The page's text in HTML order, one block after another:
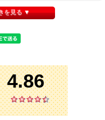
を見る ▼